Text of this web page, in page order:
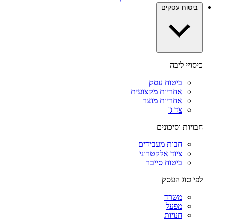
ביטוח עסקים
כיסויי ליבה
ביטוח עסק
אחריות מקצועית
אחריות מוצר
צד ג'
חבויות וסיכונים
חבות מעבידים
ציוד אלקטרוני
ביטוח סייבר
לפי סוג העסק
משרד
מפעל
חנויות